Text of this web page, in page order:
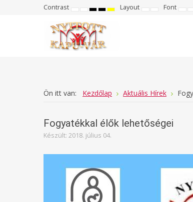
Contrast
Default
NightHigh
black
white
mode
High
black
yellow
mode
High
Layout
FixedWide
Font
Set
Ön itt van: Kezdőlap Aktuális Hírek
Fogyatékkal élők lehetőségei
Készült: 2018. július 04.